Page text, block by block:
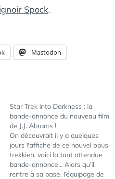
Spock.
Mastodon
Star Trek into Darkness : la
bande-annonce du nouveau film
de J.J. Abrams !
On découvrait il y a quelques
jours l'affiche de ce nouvel opus
trekkien, voici la tant attendue
bande-annonce... Alors qu’il
rentre à sa base, l’équipage de